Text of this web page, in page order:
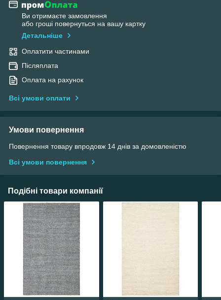
Ви отримаєте замовлення
або гроші повернуться на вашу картку
Детальніше
Оплатити частинами
Післяплата
Оплата на рахунок
Всі умови оплати
Умови повернення
Повернення товару впродовж 14 днів за домовленістю
Всі умови повернення
Подібні товари компанії